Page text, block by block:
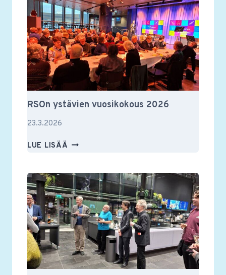
RSOn ystävien vuosikokous 2026
23.3.2026
LUE LISÄÄ RSON
2026